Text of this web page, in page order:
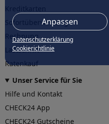
Anpassen
Datenschutzerklärung
Cookierichtlinie
Sofortüberweisung
Rechnung
Lastschrift
Ratenkauf
Unser Service für Sie
Hilfe und Kontakt
CHECK24 App
CHECK24 Gutscheine